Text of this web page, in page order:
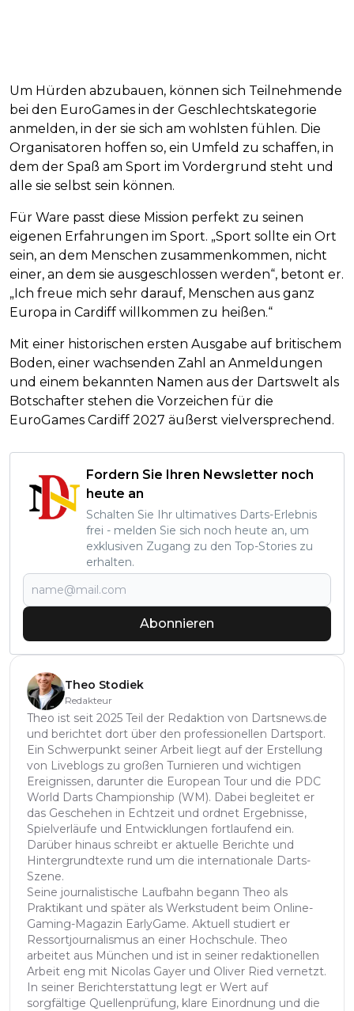
Um Hürden abzubauen, können sich Teilnehmende
bei den EuroGames in der Geschlechtskategorie
anmelden, in der sie sich am wohlsten fühlen. Die
Organisatoren hoffen so, ein Umfeld zu schaffen, in
dem der Spaß am Sport im Vordergrund steht und
alle sie selbst sein können.
Für Ware passt diese Mission perfekt zu seinen
eigenen Erfahrungen im Sport. „Sport sollte ein Ort
sein, an dem Menschen zusammenkommen, nicht
einer, an dem sie ausgeschlossen werden“, betont er.
„Ich freue mich sehr darauf, Menschen aus ganz
Europa in Cardiff willkommen zu heißen.“
Mit einer historischen ersten Ausgabe auf britischem
Boden, einer wachsenden Zahl an Anmeldungen
und einem bekannten Namen aus der Dartswelt als
Botschafter stehen die Vorzeichen für die
EuroGames Cardiff 2027 äußerst vielversprechend.
Fordern Sie Ihren Newsletter noch
heute an
Schalten Sie Ihr ultimatives Darts-Erlebnis
frei - melden Sie sich noch heute an, um
exklusiven Zugang zu den Top-Stories zu
erhalten.
Abonnieren
Theo Stodiek
Redakteur
Theo ist seit 2025 Teil der Redaktion von Dartsnews.de
und berichtet dort über den professionellen Dartsport.
Ein Schwerpunkt seiner Arbeit liegt auf der Erstellung
von Liveblogs zu großen Turnieren und wichtigen
Ereignissen, darunter die European Tour und die PDC
World Darts Championship (WM). Dabei begleitet er
das Geschehen in Echtzeit und ordnet Ergebnisse,
Spielverläufe und Entwicklungen fortlaufend ein.
Darüber hinaus schreibt er aktuelle Berichte und
Hintergrundtexte rund um die internationale Darts-
Szene.
Seine journalistische Laufbahn begann Theo als
Praktikant und später als Werkstudent beim Online-
Gaming-Magazin EarlyGame. Aktuell studiert er
Ressortjournalismus an einer Hochschule. Theo
arbeitet aus München und ist in seiner redaktionellen
Arbeit eng mit Nicolas Gayer und Oliver Ried vernetzt.
In seiner Berichterstattung legt er Wert auf
sorgfältige Quellenprüfung, klare Einordnung und die